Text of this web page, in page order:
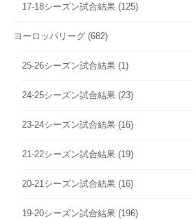
17-18シーズン試合結果 (125)
ヨーロッパリーグ (682)
25-26シーズン試合結果 (1)
24-25シーズン試合結果 (23)
23-24シーズン試合結果 (16)
21-22シーズン試合結果 (19)
20-21シーズン試合結果 (16)
19-20シーズン試合結果 (196)